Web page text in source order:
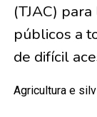
(TJAC)
públicos a
de difícil
Agricultura e